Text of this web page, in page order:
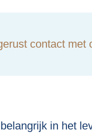
contact met
in het